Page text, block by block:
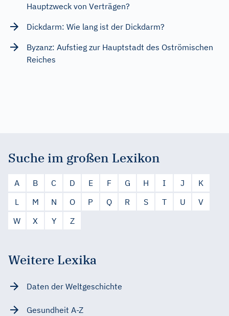
Hauptzweck von Verträgen?
Dickdarm: Wie lang ist der Dickdarm?
Byzanz: Aufstieg zur Hauptstadt des Oströmischen
Reiches
Suche im großen Lexikon
A B C D E F G H I J
K
L
M N O P Q R S T U
V
W
X Y Z
Weitere Lexika
Daten der Weltgeschichte
Gesundheit A-Z